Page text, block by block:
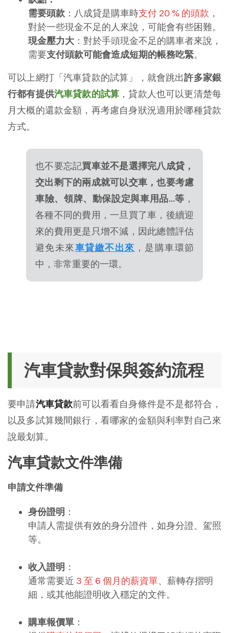
需要頭款 ：八成貸是購車時支付 20 % 的頭款 ，
對於一些現金不足的人來說，可能會有些困難。
現金壓力大 ：對於手頭現金不足的購車者來說，
需要支付頭款可能會造成短期的帳務吃緊。
可以上網打「汽車貸款的試算」，就會跳出許多家銀
行都有提供汽車貸款的試算 ，貸款人也可以更清楚每
月大概的還款金額，再考慮自身狀況適用於哪種貸款
方式。
也不要忘記買車並不是選擇完八成貸，
交出剩下的兩成就可以交車，也要考慮
車險、領牌、動保設定與車用品…等 ，
各種不同的費用，一旦買了車，後續迎
來的費用更是只增不減，因此總體評估
避免未來車貸繳不出來 ，是購車環節
中，非常重要的一環。
汽車貸款對保與簽約流程
要申請汽車貸款前可以看看自身條件是不是都符合，
以及多試算幾間銀行，看哪家的金額與利率對自己來
說最划算。
汽車貸款文件準備
申請文件準備
身份證明 ：
申請人需提供有效的身分證件，如身分證、駕照
等。
收入證明 ：
通常需要近 3 至 6 個月的薪資單、薪轉存摺明
細，或其他能證明收入穩定的文件。
購車報價單 ：